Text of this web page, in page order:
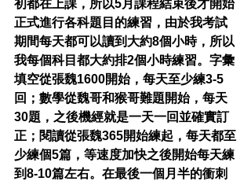
初都在上課，所以5月課程結束後才開始
正式進行各科題目的練習，由於我考試
期間每天都可以讀到大約8個小時，所以
我每個科目都大約排2個小時練習。字彙
填空從張魏1600開始，每天至少練3-5
回；數學從魏哥和猴哥難題開始，每天
30題，之後機經就是一天一回並確實訂
正；閱讀從張魏365開始練起，每天都至
少練個5篇，等速度加快之後開始每天練
到8-10篇左右。在最後一個月半的衝刺